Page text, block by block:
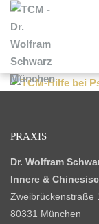
PRAXIS
Dr. Wolfram
Innere &
Zweibrückenstraße
80331 München